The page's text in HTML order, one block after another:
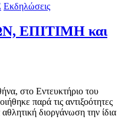
Εκδηλώσεις
ΕΠΙΤΙΜΗ και
στο Εντευκτήριο του
παρά τις αντιξοότητες
διοργάνωση την ίδια